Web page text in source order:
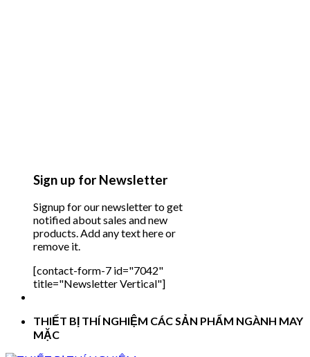
Sign up for Newsletter
Signup for our newsletter to get
notified about sales and new
products. Add any text here or
remove it.
[contact-form-7 id="7042"
title="Newsletter Vertical"]
THIẾT BỊ THÍ NGHIỆM CÁC SẢN PHẨM NGÀNH MAY
MẶC